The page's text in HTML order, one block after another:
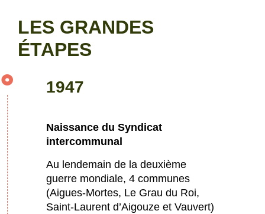
LES GRANDES
ÉTAPES
1947
Naissance du Syndicat
intercommunal
Au lendemain de la deuxième
guerre mondiale, 4 communes
(Aigues-Mortes, Le Grau du Roi,
Saint-Laurent d’Aigouze et Vauvert)